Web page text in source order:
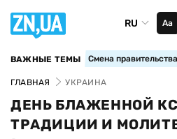
RU Аа
ВАЖНЫЕ ТЕМЫ Смена
ГЛАВНАЯ УКРАИНА
ДЕНЬ БЛАЖЕННОЙ
ТРАДИЦИИ И